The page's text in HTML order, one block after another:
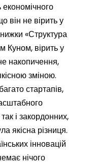
він не вірить у
«Структура
Куном, вірить у
накопичення,
зміною.
стартапів,
і закордонних,
якісна різниця.
інновацій
нічого